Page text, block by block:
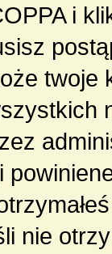
i
twoje
nie